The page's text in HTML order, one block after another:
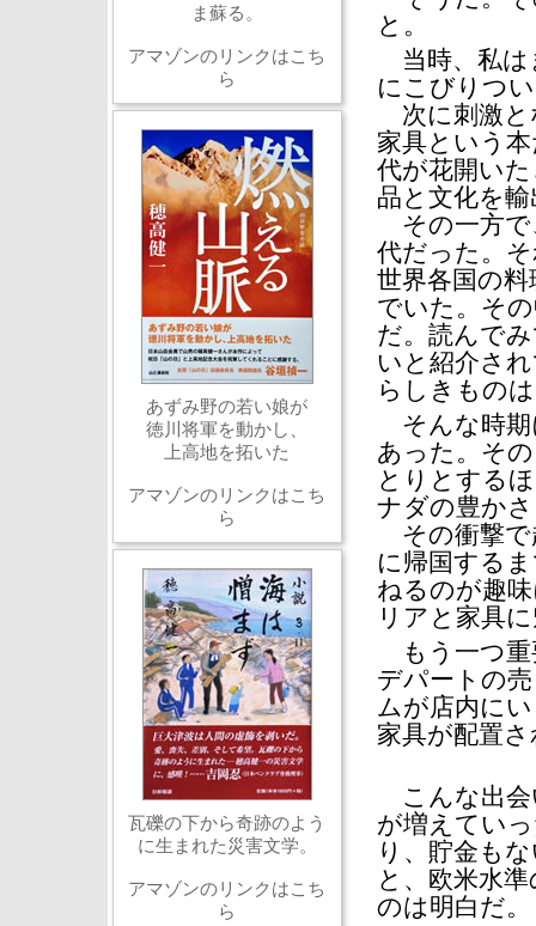
と。
当時、私は
にこびりつ
次に刺激と
家具という
代が花開い
品と文化を
その一方で
代だった。
世界各国の
でいた。そ
だ。読んで
いと紹介さ
らしきもの
そんな時期
あった。そ
とりとする
ナダの豊か
その衝撃で
に帰国する
ねるのが趣
リアと家具
もう一つ重
デパートの
ムが店内に
家具が配置
こんな出会
が増えてい
り、貯金も
と、欧米水
のは明白だ。
ま蘇る。
アマゾンのリンクはこち
ら
あずみ野の若い娘が
徳川将軍を動かし、
上高地を拓いた
アマゾンのリンクはこち
ら
瓦礫の下から奇跡のよう
に生まれた災害文学。
アマゾンのリンクはこち
ら